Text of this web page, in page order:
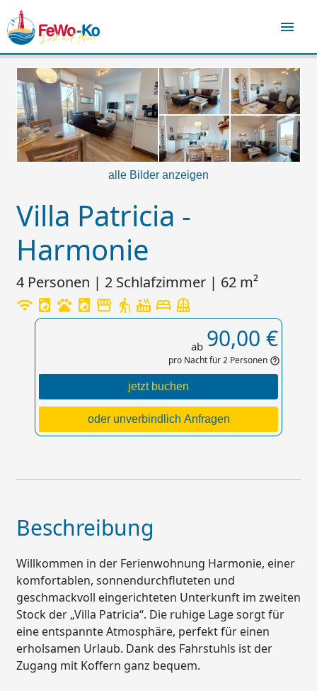
menu
alle Bilder anzeigen
Villa Patricia -
Harmonie
4 Personen | 2 Schlafzimmer | 62 m²
wifi local_laundry_service pets local_laundry_service storefront elderly hot_tub bed balcony
ab 90,00 €
pro Nacht für 2 Personen help_outline
jetzt buchen
oder unverbindlich Anfragen
Beschreibung
Willkommen in der Ferienwohnung Harmonie, einer
komfortablen, sonnendurchfluteten und
geschmackvoll eingerichteten Unterkunft im zweiten
Stock der „Villa Patricia“. Die ruhige Lage sorgt für
eine entspannte Atmosphäre, perfekt für einen
erholsamen Urlaub. Dank des Fahrstuhls ist der
Zugang mit Koffern ganz bequem.